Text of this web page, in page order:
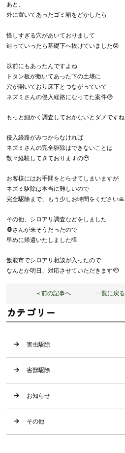
あと、
外に置いてあったゴミ箱をどかしたら
怪しすぎる穴があいておりまして
辿っていったら基礎下へ抜けていました😵
以前にもあったんですよね
トタン板が敷いてあった下の土壌に
穴が開いており床下とつながっていて
ネズミさんの侵入経路になってた案件😓
もっと細かく調査しておかないとダメですね
侵入経路がみつからなければ
ネズミさんの完全駆除はできないことは
散々経験してきておりますの🥹
お客様にはお手間をとらせてしまいますが
ネズミ駆除は本当に難しいので
完全駆除まで、もう少しお時間をください🙏
その他、シロアリ調査などをしました
🦍さんが来そうだったので
早めに帰還いたしました🫡
飯能市でシロアリ相談が入ったので
なんとか明日、対応させていただきます🫡
« 前の記事へ 一覧に戻る
カテゴリー
害虫駆除
害獣駆除
お知らせ
その他